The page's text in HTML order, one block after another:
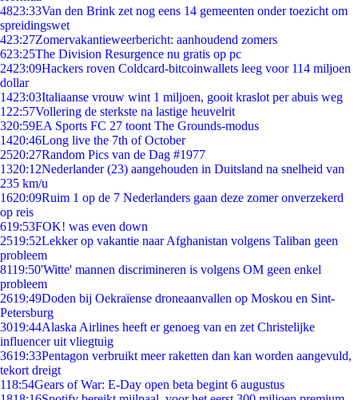
4823:33Van den Brink zet nog eens 14 gemeenten onder toezicht om
spreidingswet
423:27Zomervakantieweerbericht: aanhoudend zomers
623:25The Division Resurgence nu gratis op pc
2423:09Hackers roven Coldcard-bitcoinwallets leeg voor 114 miljoen
dollar
1423:03Italiaanse vrouw wint 1 miljoen, gooit kraslot per abuis weg
1 22:57Vollering de sterkste na lastige heuvelrit
320:59EA Sports FC 27 toont The Grounds-modus
1420:46Long live the 7th of October
2520:27Random Pics van de Dag #1977
1320:12Nederlander (23) aangehouden in Duitsland na snelheid van
235 km/u
1620:09Ruim 1 op de 7 Nederlanders gaan deze zomer onverzekerd
op reis
619:53FOK! was even down
2519:52Lekker op vakantie naar Afghanistan volgens Taliban geen
probleem
8119:50'Witte' mannen discrimineren is volgens OM geen enkel
probleem
2619:49Doden bij Oekraïense droneaanvallen op Moskou en Sint-
Petersburg
3019:44Alaska Airlines heeft er genoeg van en zet Christelijke
influencer uit vliegtuig
3619:33Pentagon verbruikt meer raketten dan kan worden aangevuld,
tekort dreigt
118:54Gears of War: E-Day open beta begint 6 augustus